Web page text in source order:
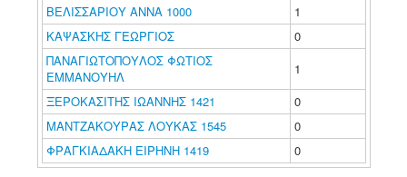
ΒΕΛΙΣΣΑΡΙΟΥ ΑΝΝΑ 1000
1
ΚΑΨΑΣΚΗΣ ΓΕΩΡΓΙΟΣ
0
ΠΑΝΑΓΙΩΤΟΠΟΥΛΟΣ ΦΩΤΙΟΣ
ΕΜΜΑΝΟΥΗΛ
1
ΞΕΡΟΚΑΣΙΤΗΣ ΙΩΑΝΝΗΣ 1421
0
ΜΑΝΤΖΑΚΟΥΡΑΣ ΛΟΥΚΑΣ 1545
0
ΦΡΑΓΚΙΑΔΑΚΗ ΕΙΡΗΝΗ 1419
0